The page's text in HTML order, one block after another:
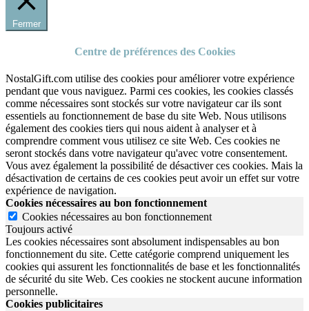
Fermer
Centre de préférences des Cookies
NostalGift.com utilise des cookies pour améliorer votre expérience
pendant que vous naviguez. Parmi ces cookies, les cookies classés
comme nécessaires sont stockés sur votre navigateur car ils sont
essentiels au fonctionnement de base du site Web. Nous utilisons
également des cookies tiers qui nous aident à analyser et à
comprendre comment vous utilisez ce site Web. Ces cookies ne
seront stockés dans votre navigateur qu'avec votre consentement.
Vous avez également la possibilité de désactiver ces cookies. Mais la
désactivation de certains de ces cookies peut avoir un effet sur votre
expérience de navigation.
Cookies nécessaires au bon fonctionnement
Cookies nécessaires au bon fonctionnement
Toujours activé
Les cookies nécessaires sont absolument indispensables au bon
fonctionnement du site. Cette catégorie comprend uniquement les
cookies qui assurent les fonctionnalités de base et les fonctionnalités
de sécurité du site Web. Ces cookies ne stockent aucune information
personnelle.
Cookies publicitaires